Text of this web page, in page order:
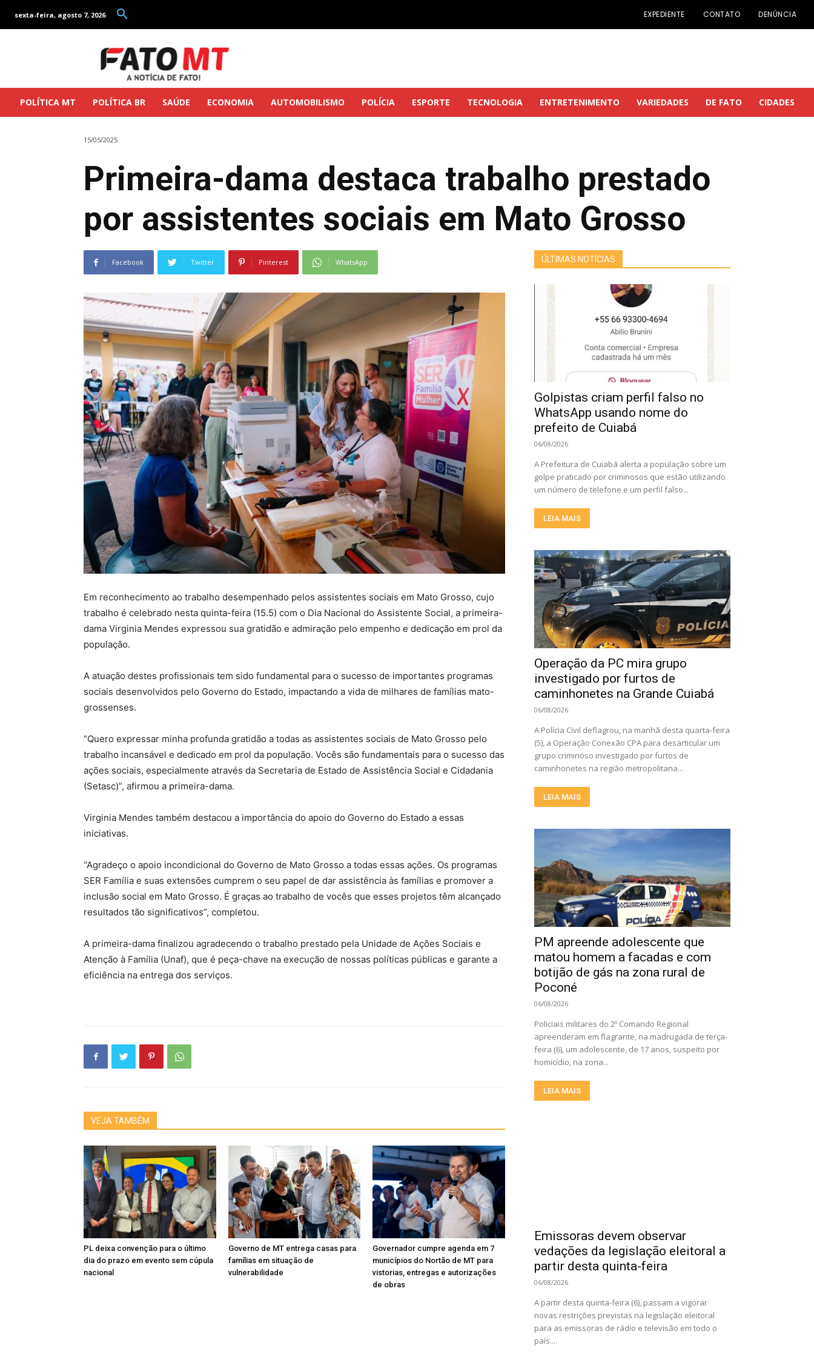
sexta-feira, agosto 7, 2026 EXPEDIENTE CONTATO DENÚNCIA
POLÍTICA MT POLÍTICA BR SAÚDE ECONOMIA AUTOMOBILISMO POLÍCIA ESPORTE TECNOLOGIA ENTRETENIMENTO VARIEDADES DE FATO CIDADES
15/05/2025
Primeira-dama destaca trabalho prestado
por assistentes sociais em Mato Grosso
Facebook Twitter Pinterest WhatsApp
Em reconhecimento ao trabalho desempenhado pelos assistentes sociais em Mato Grosso, cujo
trabalho é celebrado nesta quinta-feira (15.5) com o Dia Nacional do Assistente Social, a primeira-
dama Virginia Mendes expressou sua gratidão e admiração pelo empenho e dedicação em prol da
população.
A atuação destes profissionais tem sido fundamental para o sucesso de importantes programas
sociais desenvolvidos pelo Governo do Estado, impactando a vida de milhares de famílias mato-
grossenses.
“Quero expressar minha profunda gratidão a todas as assistentes sociais de Mato Grosso pelo
trabalho incansável e dedicado em prol da população. Vocês são fundamentais para o sucesso das
ações sociais, especialmente através da Secretaria de Estado de Assistência Social e Cidadania
(Setasc)”, afirmou a primeira-dama.
Virginia Mendes também destacou a importância do apoio do Governo do Estado a essas
iniciativas.
“Agradeço o apoio incondicional do Governo de Mato Grosso a todas essas ações. Os programas
SER Família e suas extensões cumprem o seu papel de dar assistência às famílias e promover a
inclusão social em Mato Grosso. É graças ao trabalho de vocês que esses projetos têm alcançado
resultados tão significativos”, completou.
A primeira-dama finalizou agradecendo o trabalho prestado pela Unidade de Ações Sociais e
Atenção à Família (Unaf), que é peça-chave na execução de nossas políticas públicas e garante a
eficiência na entrega dos serviços.
VEJA TAMBÉM
PL deixa convenção para o último
dia do prazo em evento sem cúpula
nacional
Governo de MT entrega casas para
famílias em situação de
vulnerabilidade
Governador cumpre agenda em 7
municípios do Nortão de MT para
vistorias, entregas e autorizações
de obras
ÚLTIMAS NOTÍCIAS
Golpistas criam perfil falso no
WhatsApp usando nome do
prefeito de Cuiabá
06/08/2026
A Prefeitura de Cuiabá alerta a população sobre um
golpe praticado por criminosos que estão utilizando
um número de telefone e um perfil falso...
LEIA MAIS
Operação da PC mira grupo
investigado por furtos de
caminhonetes na Grande Cuiabá
06/08/2026
A Polícia Civil deflagrou, na manhã desta quarta-feira
(5), a Operação Conexão CPA para desarticular um
grupo criminoso investigado por furtos de
caminhonetes na região metropolitana...
LEIA MAIS
PM apreende adolescente que
matou homem a facadas e com
botijão de gás na zona rural de
Poconé
06/08/2026
Policiais militares do 2º Comando Regional
apreenderam em flagrante, na madrugada de terça-
feira (6), um adolescente, de 17 anos, suspeito por
homicídio, na zona...
LEIA MAIS
Emissoras devem observar
vedações da legislação eleitoral a
partir desta quinta-feira
06/08/2026
A partir desta quinta-feira (6), passam a vigorar
novas restrições previstas na legislação eleitoral
para as emissoras de rádio e televisão em todo o
país....